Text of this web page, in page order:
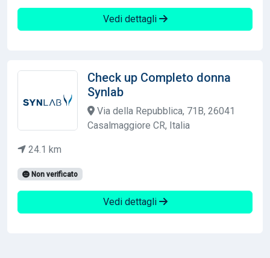
Vedi dettagli
Check up Completo donna
Synlab
Via della Repubblica, 71B, 26041
Casalmaggiore CR, Italia
24.1 km
Non verificato
Vedi dettagli